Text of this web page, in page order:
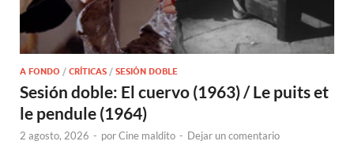
A FONDO / CRÍTICAS / SESIÓN DOBLE
Sesión doble: El cuervo (1963) / Le puits et
le pendule (1964)
2 agosto, 2026 - porCine maldito - Dejar un comentario